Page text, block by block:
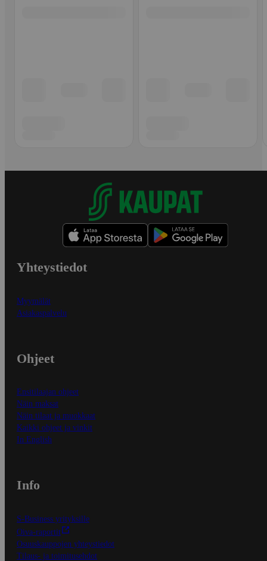
Yhteystiedot
Myymälät
Asiakaspalvelu
Ohjeet
Ensitilaajan ohjeet
Näin maksat
Näin tilaat ja muokkaat
Kaikki ohjeet ja vinkit
In English
Info
S-Business yrityksille
Oiva-raportit
Osuuskauppojen yhteystiedot
Tilaus- ja toimitusehdot